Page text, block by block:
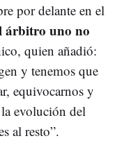
por delante en el
árbitro uno no
quien añadió:
y tenemos que
equivocarnos y
evolución del
al resto”.